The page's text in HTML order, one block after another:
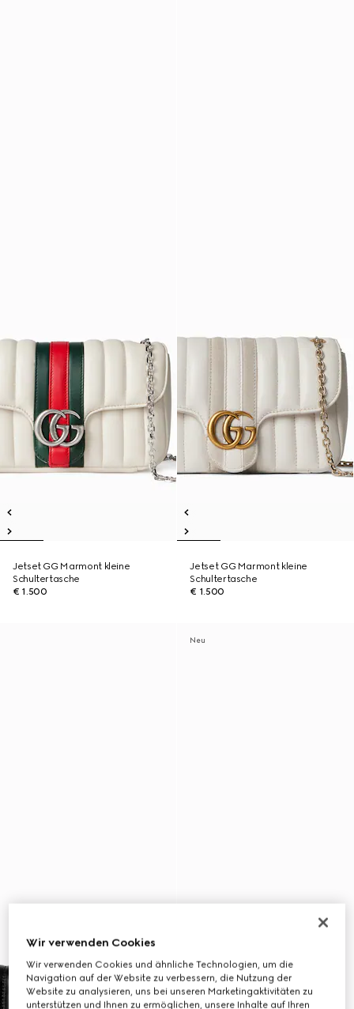
Jetset GG Marmont kleine
Schultertasche
€ 1.500
Jetset GG Marmont kleine
Schultertasche
€ 1.500
Neu
Wir verwenden Cookies
Wir verwenden Cookies und ähnliche Technologien, um die
Navigation auf der Website zu verbessern, die Nutzung der
Website zu analysieren, uns bei unseren Marketingaktivitäten zu
unterstützen und Ihnen zu ermöglichen, unsere Inhalte auf Ihren